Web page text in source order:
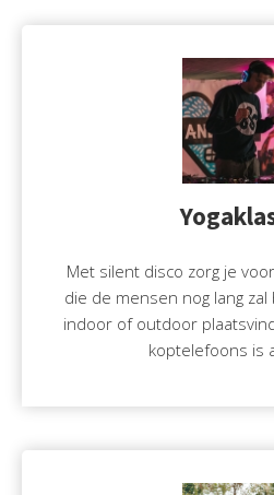
Met silent disco zorg je
die de mensen nog lang
indoor of outdoor
koptelefoons is